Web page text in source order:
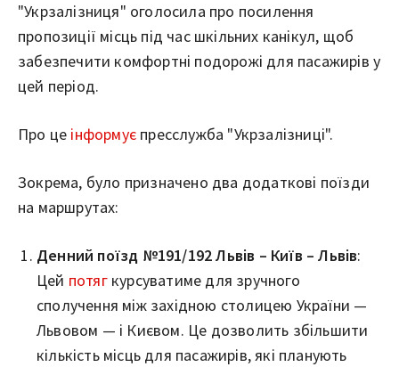
"Укрзалізниця" оголосила про посилення
пропозиції місць під час шкільних канікул, щоб
забезпечити комфортні подорожі для пасажирів у
цей період.
Про це інформує пресслужба "Укрзалізниці".
Зокрема, було призначено два додаткові поїзди
на маршрутах:
Денний поїзд №191/192 Львів – Київ – Львів:
Цей потягкурсуватиме для зручного
сполучення між західною столицею України —
Львовом — і Києвом. Це дозволить збільшити
кількість місць для пасажирів, які планують